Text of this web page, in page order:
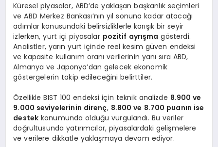
Küresel piyasalar, ABD’de yaklaşan başkanlık seçimleri
ve ABD Merkez Bankası’nın yıl sonuna kadar atacağı
adımlar konusundaki belirsizliklerle karışık bir seyir
izlerken, yurt içi piyasalar pozitif ayrışma gösterdi.
Analistler, yarın yurt içinde reel kesim güven endeksi
ve kapasite kullanım oranı verilerinin yanı sıra ABD,
Almanya ve Japonya’dan gelecek ekonomik
göstergelerin takip edileceğini belirttiler.
Özellikle BIST 100 endeksi için teknik analizde 8.900 ve
9.000 seviyelerinin direnç, 8.800 ve 8.700 puanın ise
destek konumunda olduğu vurgulandı. Bu veriler
doğrultusunda yatırımcılar, piyasalardaki gelişmelere
ve verilere dikkatle yaklaşmaya devam ediyor.